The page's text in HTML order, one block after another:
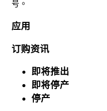
号。
应用
订购资讯
即将推出
即将停产
停产